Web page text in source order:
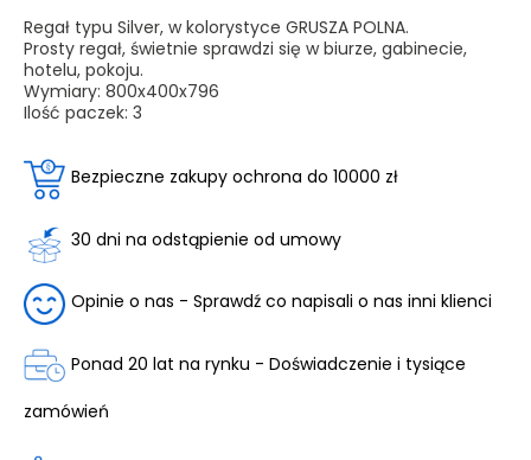
Regał typu Silver, w kolorystyce GRUSZA POLNA.
Prosty regał, świetnie sprawdzi się w biurze, gabinecie,
hotelu, pokoju.
Wymiary: 800x400x796
Ilość paczek: 3
Bezpieczne zakupy ochrona do 10000 zł
30 dni na odstąpienie od umowy
Opinie o nas - Sprawdź co napisali o nas inni klienci
Ponad 20 lat na rynku - Doświadczenie i tysiące
zamówień